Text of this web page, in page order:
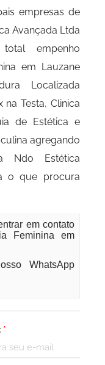
empresas de
Avançada Ltda
empenho
em Lauzane
Localizada
Testa, Clinica
de Estética e
agregando
Ndo Estética
o que procura
em contato
Feminina em
WhatsApp
*